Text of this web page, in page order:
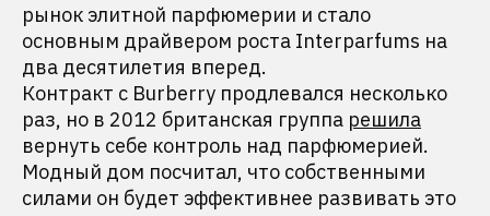
рынок элитной парфюмерии и стало
основным драйвером роста Interparfums на
два десятилетия вперед.
Контракт с Burberry продлевался несколько
раз, но в 2012 британская группа решила
вернуть себе контроль над парфюмерией.
Модный дом посчитал, что собственными
силами он будет эффективнее развивать это